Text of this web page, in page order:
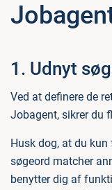
1. Udnyt
Ved at definere de
Jobagent, sikrer du
Husk dog, at du
søgeord matcher
benytter dig af